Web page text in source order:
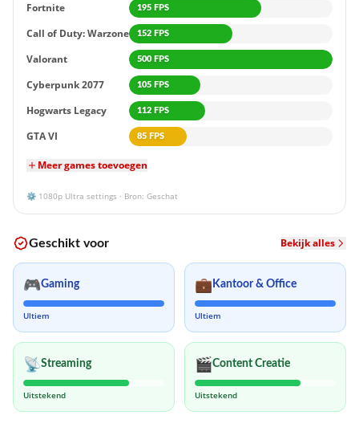
Fortnite 195 FPS
Call of Duty: Warzone 152 FPS
Valorant 500 FPS
Cyberpunk 2077 105 FPS
Hogwarts Legacy 112 FPS
GTA VI 85 FPS
Meer games toevoegen
⚙️ 1080p Ultra settings · Bron: Geschat
Geschikt voor Bekijk alles
🎮Gaming
Ultiem
💼 Kantoor & Office
Ultiem
📡Streaming
Uitstekend
🎬Content Creatie
Uitstekend